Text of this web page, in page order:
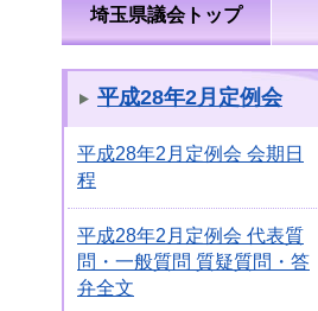
埼玉県議会トップ
平成28年2月定例会
平成28年2月定例会 会期日
程
平成28年2月定例会 代表質
問・一般質問 質疑質問・答
弁全文